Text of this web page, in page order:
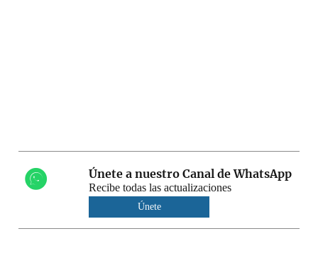
Únete a nuestro Canal de WhatsApp
Recibe todas las actualizaciones
Únete